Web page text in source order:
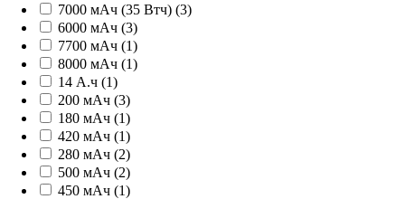
7000 мАч (35 Втч) (3)
6000 мАч (3)
7700 мАч (1)
8000 мАч (1)
14 А.ч (1)
200 мАч (3)
180 мАч (1)
420 мАч (1)
280 мАч (2)
500 мАч (2)
450 мАч (1)